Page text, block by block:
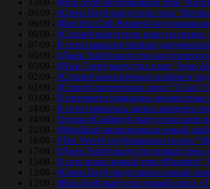
09/09 - #Green Day# выпустили трек
09/09 - #Red Hot Chili Peppers#
09/09 - #Сплин# выпустили клип на песню
07/09 - В сети появился трейлер
05/09 - #Джек Уайт# выпустил
05/09 - #Nick Cave# выпустил клип “Jesus
02/09 - #Сплин# анонсировали альбом и
02/09 - #Стинг# презентовал сингл “I Can’t
02/09 - В интернете появились
24/08 - В сети появилась запись концерта-
24/08 - Группа #Coldplay# выпустила клип
22/08 - #Metallica# анонсировала новый
18/08 - #The Verve# опубликовали песню
17/08 - #Джек Уайт# выпустил новый трек
15/08 - В сеть попал новый трек #Placebo#
12/08 - #Green Day# представили новый
12/08 - #Bon Jovi# выпустил новый сингл